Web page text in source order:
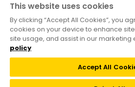
Kysymyksiä ja vastauksia
Tietoja
Tavaratalot ja aukioloajat
Club Rusta
Klubitarjoukset
Verkkokauppa
This website uses cookies
By clicking “Accept All Cookies”, you
cookies on your device to enhance
site usage, and assist in our marketing
policy
Accept All